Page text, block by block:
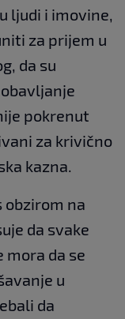
ljudi i imovine,
za prijem u
da su
pokrenut
za krivično
kazna.
obzirom na
da svake
mora da se
u
da